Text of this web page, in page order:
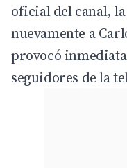
oficial del canal,
nuevamente a
provocó
seguidores de la